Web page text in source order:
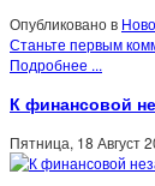
Опубликовано в
Станьте первым
Подробнее ...
К финансовой
Пятница, 18 Август